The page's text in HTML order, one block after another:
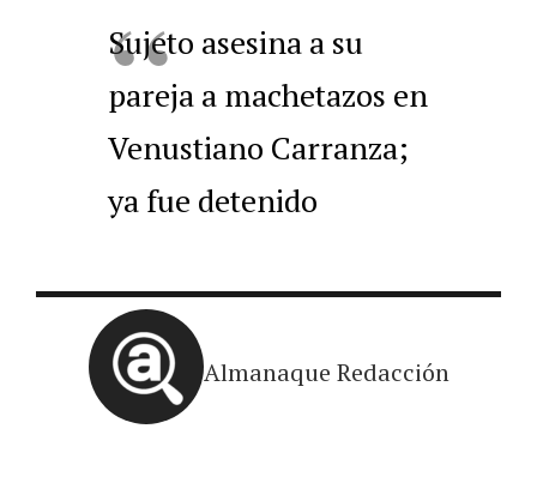
Sujeto asesina a su
pareja a machetazos en
Venustiano Carranza;
ya fue detenido
Almanaque Redacción